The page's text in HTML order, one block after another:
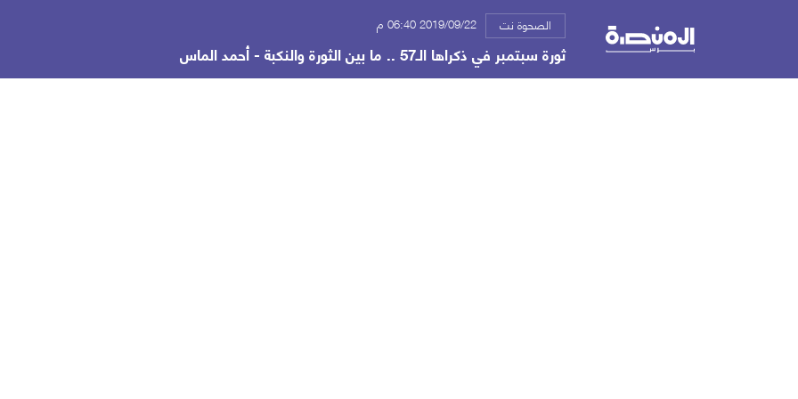
الصحوة نت 2019/09/22 06:40 م
ثورة سبتمبر في ذكراها الـ57 .. ما بين الثورة والنكبة - أحمد الماس